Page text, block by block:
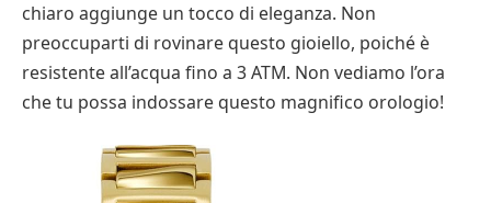
chiaro aggiunge un tocco di eleganza. Non
preoccuparti di rovinare questo gioiello, poiché è
resistente all’acqua fino a 3 ATM. Non vediamo l’ora
che tu possa indossare questo magnifico orologio!